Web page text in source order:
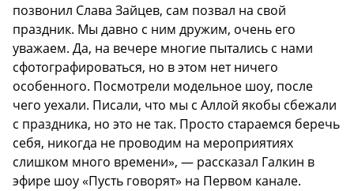
позвонил Слава Зайцев, сам позвал на свой
праздник. Мы давно с ним дружим, очень его
уважаем. Да, на вечере многие пытались с нами
сфотографироваться, но в этом нет ничего
особенного. Посмотрели модельное шоу, после
чего уехали. Писали, что мы с Аллой якобы сбежали
с праздника, но это не так. Просто стараемся беречь
себя, никогда не проводим на мероприятиях
слишком много времени», — рассказал Галкин в
эфире шоу «Пусть говорят» на Первом канале.